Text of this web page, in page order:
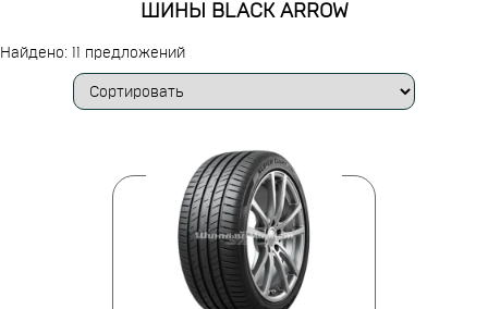
ШИНЫ BLACK ARROW
Найдено: 11 предложений